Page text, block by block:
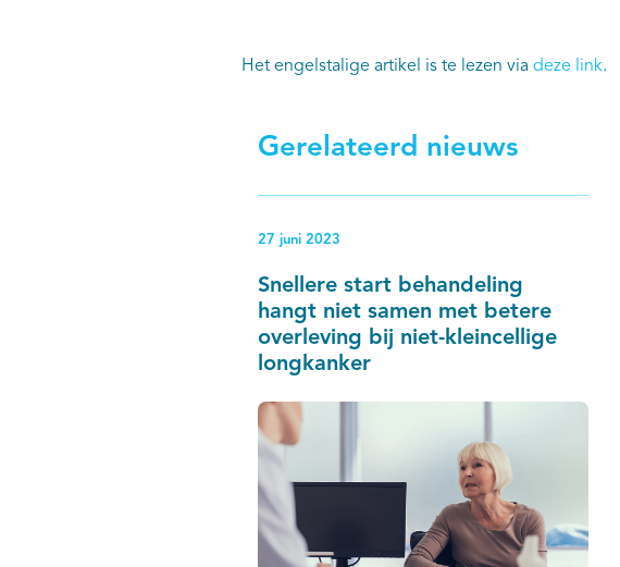
Het engelstalige artikel is te lezen via deze link.
Gerelateerd nieuws
27 juni 2023
Snellere start behandeling
hangt niet samen met betere
overleving bij niet-kleincellige
longkanker